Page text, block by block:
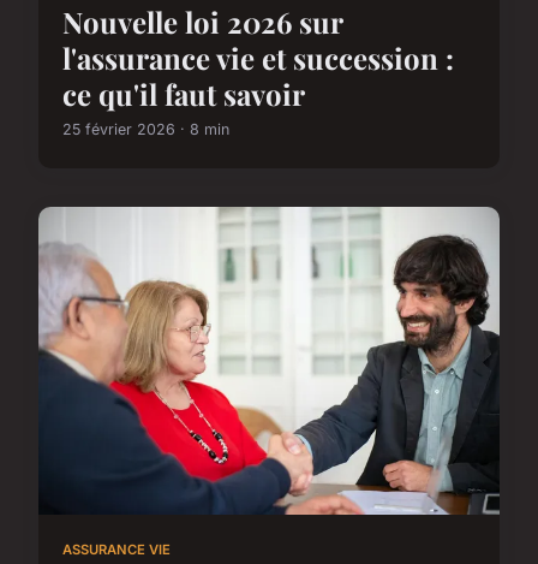
Nouvelle loi 2026 sur
l'assurance vie et succession :
ce qu'il faut savoir
25 février 2026 · 8 min
ASSURANCE VIE